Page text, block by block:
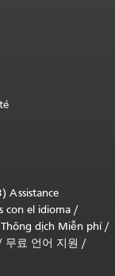
Assistance
con el idioma /
dịch Miễn phí/
무료 언어 지원 /